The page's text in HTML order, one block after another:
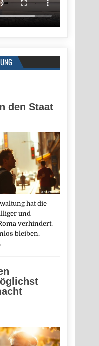
den Staat
hat die
und
verhindert.
bleiben.